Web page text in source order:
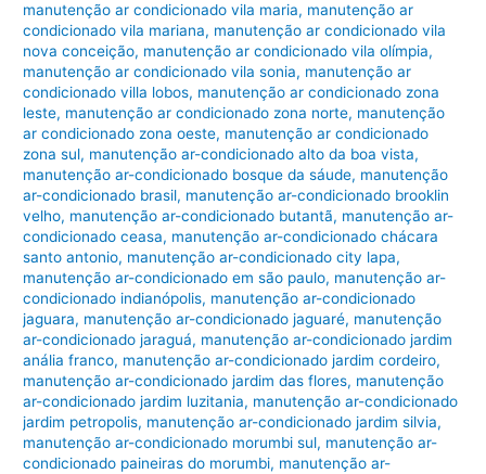
manutenção ar condicionado vila maria, manutenção ar
condicionado vila mariana, manutenção ar condicionado vila
nova conceição, manutenção ar condicionado vila olímpia,
manutenção ar condicionado vila sonia, manutenção ar
condicionado villa lobos, manutenção ar condicionado zona
leste, manutenção ar condicionado zona norte, manutenção
ar condicionado zona oeste, manutenção ar condicionado
zona sul, manutenção ar-condicionado alto da boa vista,
manutenção ar-condicionado bosque da sáude, manutenção
ar-condicionado brasil, manutenção ar-condicionado brooklin
velho, manutenção ar-condicionado butantã, manutenção ar-
condicionado ceasa, manutenção ar-condicionado chácara
santo antonio, manutenção ar-condicionado city lapa,
manutenção ar-condicionado em são paulo, manutenção ar-
condicionado indianópolis, manutenção ar-condicionado
jaguara, manutenção ar-condicionado jaguaré, manutenção
ar-condicionado jaraguá, manutenção ar-condicionado jardim
anália franco, manutenção ar-condicionado jardim cordeiro,
manutenção ar-condicionado jardim das flores, manutenção
ar-condicionado jardim luzitania, manutenção ar-condicionado
jardim petropolis, manutenção ar-condicionado jardim silvia,
manutenção ar-condicionado morumbi sul, manutenção ar-
condicionado paineiras do morumbi, manutenção ar-